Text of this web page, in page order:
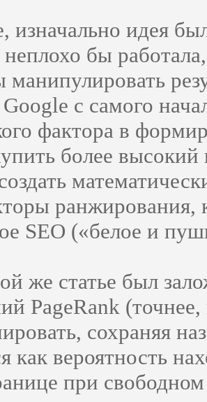
изначально идея
бы
манипулировать
с самого
фактора в
более высокий
ранжирования,
SEO («белое и
же статье был
PageRank
сохраняя
как вероятность
при